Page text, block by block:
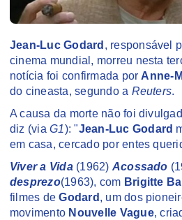
Jean-Luc Godard , responsável
cinema mundial, morreu nesta
notícia foi confirmada por Anne-
do cineasta, segundo a Reuters.
A causa da morte não foi
diz (viaG1): "Jean-Luc Godard
em casa, cercado por entes
Viver a Vida(1962) Acossado
desprezo(1963), com Brigitte
filmes deGodard , um dos
movimento Nouvelle Vague,